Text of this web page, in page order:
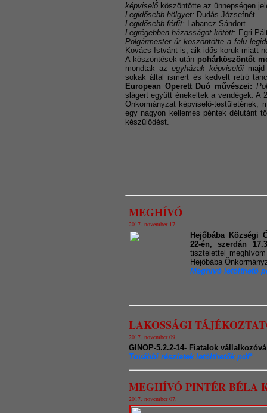
képviselő köszöntötte az ünnepségen
Legidősebb hölgyet: Dudás Józsefnét
Legidősebb férfit: Labancz Sándort
Legrégebben házasságot kötött: Egri
Polgármester úr köszöntötte a falu
Kovács Istvánt is, aik idős koruk miatt
A köszöntések után pohárköszöntőt
mondtak azegyházak képviselői
sokak által ismert és kedvelt retró
European Operett Duó művészei:
slágert együtt énekeltek a vendégek. A
Önkormányzat képviselő-testületének,
egy nagyon kellemes péntek délutánt
készülődést.
MEGHÍVÓ
2017. november 17.
Hejőbába Községi
22-én, szerdán
tisztelettel
Hejőbába
Meghívó letölthető
LAKOSSÁGI
2017. november 09.
GINOP-5.2.2-14- Fiatalok
További részletek letölthetők pdf*
MEGHÍVÓ PINTÉR BÉLA
2017. november 07.